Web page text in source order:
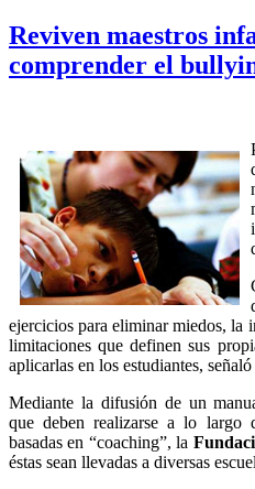
Reviven maestros
comprender el
ejercicios para eliminar miedos, la
limitaciones que definen sus
aplicarlas en los estudiantes,
Mediante la difusión de un
que deben realizarse a lo largo
basadas en “coaching”, la
éstas sean llevadas a diversas